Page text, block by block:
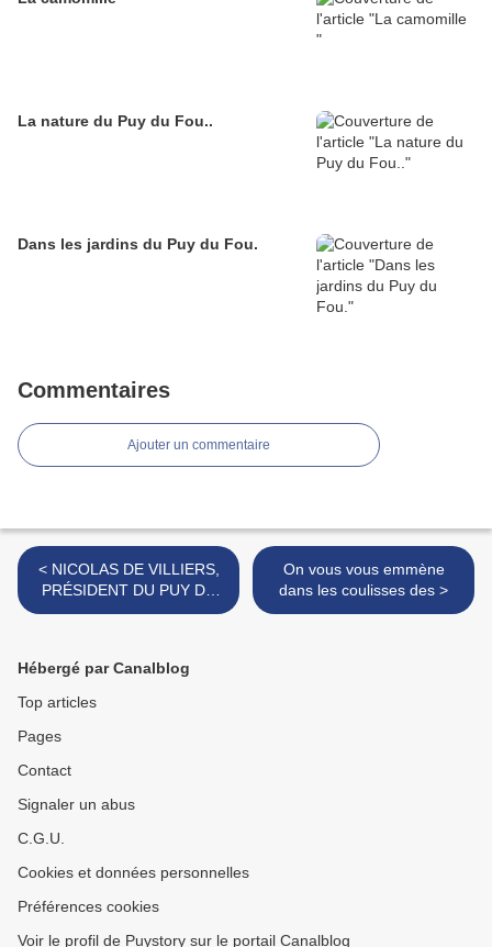
La nature du Puy du Fou..
Dans les jardins du Puy du Fou.
Commentaires
Ajouter un commentaire
< NICOLAS DE VILLIERS,
PRÉSIDENT DU PUY DU
FOU, RÉPOND AUX
On vous vous emmène
dans les coulisses des >
Hébergé par Canalblog
Top articles
Pages
Contact
Signaler un abus
C.G.U.
Cookies et données personnelles
Préférences cookies
Voir le profil de Puystory sur le portail Canalblog